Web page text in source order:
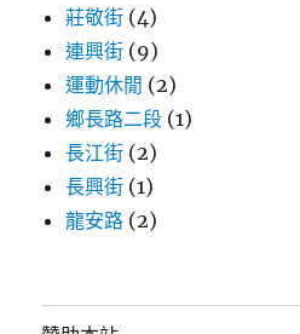
莊敬街 (4)
連興街 (9)
運動休閒 (2)
鄉長路二段 (1)
長江街 (2)
長興街 (1)
龍安路 (2)